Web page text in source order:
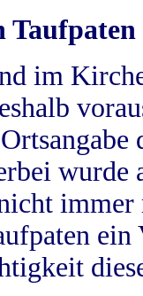
Taufpaten
im
wurde